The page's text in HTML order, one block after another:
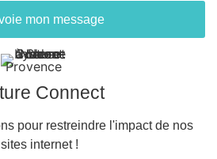
mon message
Connect
pour restreindre l'impact de nos
sites internet !